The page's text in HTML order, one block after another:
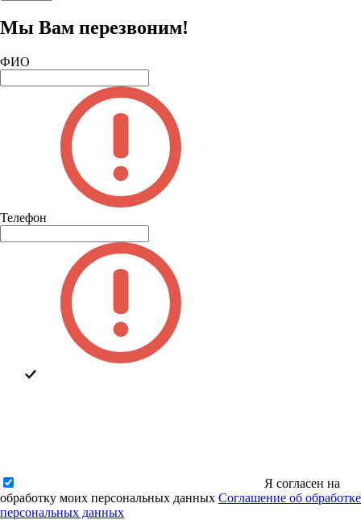
Мы Вам перезвоним!
ФИО
Телефон
Я согласен на
обработку моих персональных данных Соглашение об обработке
персональных данных